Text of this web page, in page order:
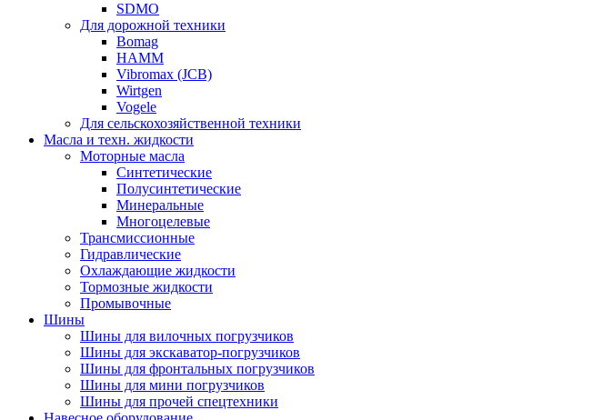
SDMO
Для дорожной техники
Bomag
HAMM
Vibromax (JCB)
Wirtgen
Vogele
Для сельскохозяйственной техники
Масла и техн. жидкости
Моторные масла
Синтетические
Полусинтетические
Минеральные
Многоцелевые
Трансмиссионные
Гидравлические
Охлаждающие жидкости
Тормозные жидкости
Промывочные
Шины
Шины для вилочных погрузчиков
Шины для экскаватор-погрузчиков
Шины для фронтальных погрузчиков
Шины для мини погрузчиков
Шины для прочей спецтехники